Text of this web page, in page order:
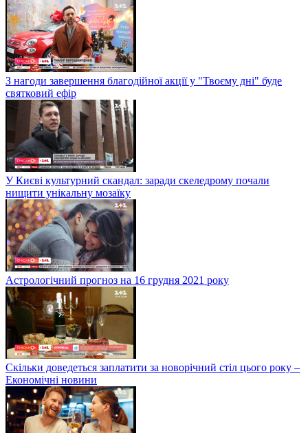
З нагоди завершення благодійної акції у "Твоєму дні" буде
святковий ефір
У Києві культурний скандал: заради скеледрому почали
нищити унікальну мозаїку
Астрологічний прогноз на 16 грудня 2021 року
Скільки доведеться заплатити за новорічний стіл цього року –
Економічні новини